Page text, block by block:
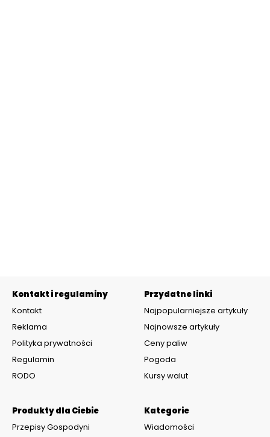
Kontakt i regulaminy
Kontakt
Reklama
Polityka prywatności
Regulamin
RODO
Kategorie
Wiadomości
Produkty dla Ciebie
Przepisy Gospodyni
Przydatne linki
Najpopularniejsze artykuły
Najnowsze artykuły
Ceny paliw
Pogoda
Kursy walut